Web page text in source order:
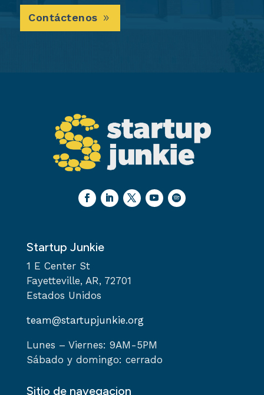
Contáctenos
Startup Junkie
1 E Center St
Fayetteville, AR, 72701
Estados Unidos
team@startupjunkie.org
Lunes – Viernes: 9AM-5PM
Sábado y domingo: cerrado
Sitio de navegacion